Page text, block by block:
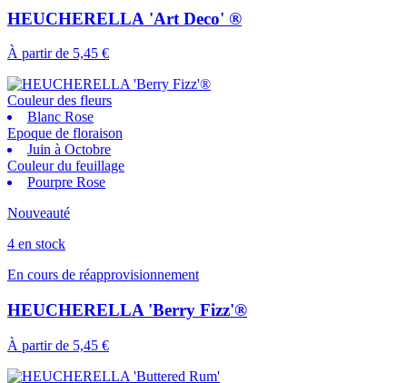
HEUCHERELLA 'Art Deco' ®
À partir de 5,45 €
Couleur des fleurs
Blanc Rose
Epoque de floraison
Juin à Octobre
Couleur du feuillage
Pourpre Rose
Nouveauté
4 en stock
En cours de réapprovisionnement
HEUCHERELLA 'Berry Fizz'®
À partir de 5,45 €